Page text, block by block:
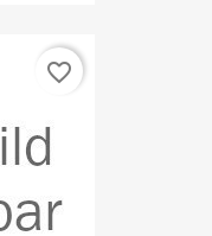
favorite_border